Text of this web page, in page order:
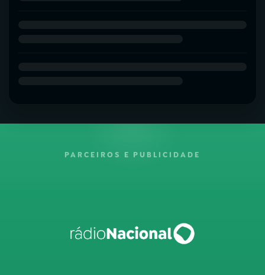
PARCEIROS E PUBLICIDADE